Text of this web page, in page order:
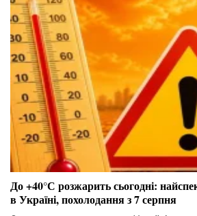
До +40°С розжарить сьогодні:
в Україні, похолодання з 7 серпня